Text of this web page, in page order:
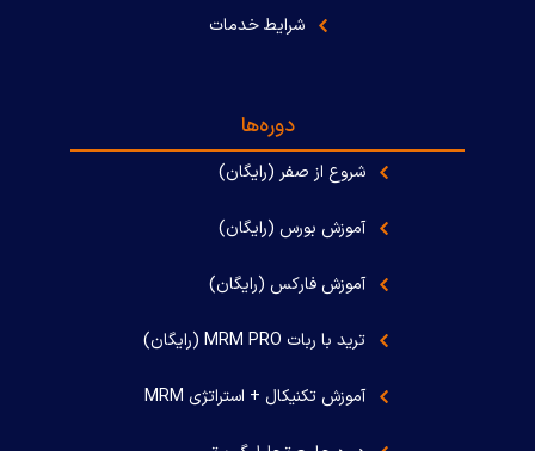
شرایط خدمات
دوره‌ها
شروع از صفر (رایگان)
آموزش بورس (رایگان)
آموزش فارکس (رایگان)
ترید با ربات MRM PRO (رایگان)
آموزش تکنیکال + استراتژی MRM